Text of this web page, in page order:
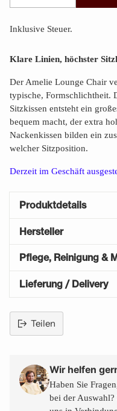
Anzahl
Inklusive Steuer.
Klare Linien, höchster
Der Amelie Lounge Chair
typische, Formschlichtheit.
Sitzkissen entsteht ein
bequem macht, der extra
Nackenkissen bilden ein
welcher Sitzposition.
Derzeit im Geschäft
Produktdetails
Hersteller
Pflege, Reinigung &
Lieferung / Delivery
Teilen
den
Warenkorb
legen
Wir helfen
Haben Sie
bei der